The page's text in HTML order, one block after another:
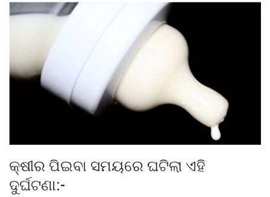
କ୍ଷୀର ପିଇବା ସମୟରେ ଘଟିଲା ଏହି
ଦୁର୍ଘଟଣା:-